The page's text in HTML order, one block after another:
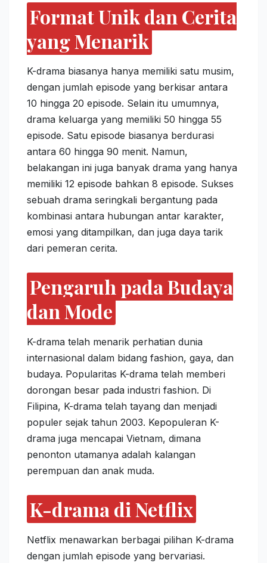
Format Unik dan Cerita
yang Menarik
K-drama biasanya hanya memiliki satu musim,
dengan jumlah episode yang berkisar antara
10 hingga 20 episode. Selain itu umumnya,
drama keluarga yang memiliki 50 hingga 55
episode. Satu episode biasanya berdurasi
antara 60 hingga 90 menit. Namun,
belakangan ini juga banyak drama yang hanya
memiliki 12 episode bahkan 8 episode. Sukses
sebuah drama seringkali bergantung pada
kombinasi antara hubungan antar karakter,
emosi yang ditampilkan, dan juga daya tarik
dari pemeran cerita.
Pengaruh pada Budaya
dan Mode
K-drama telah menarik perhatian dunia
internasional dalam bidang fashion, gaya, dan
budaya. Popularitas K-drama telah memberi
dorongan besar pada industri fashion. Di
Filipina, K-drama telah tayang dan menjadi
populer sejak tahun 2003. Kepopuleran K-
drama juga mencapai Vietnam, dimana
penonton utamanya adalah kalangan
perempuan dan anak muda.
K-drama di Netflix
Netflix menawarkan berbagai pilihan K-drama
dengan jumlah episode yang bervariasi.